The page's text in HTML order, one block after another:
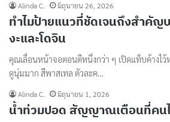
Alinda C. มิถุนายน 26, 2026
ทำไมป้ายแนวที่ชัดเจนถึงสำคั
งะและโดจิน
คุณเลื่อนหน้าจอตอนตีหนึ่งกว่า ๆ เปิดแท็บค้างไว้
ดูนุ่มมาก สีพาสเทล ตัวละค…
Alinda C. มิถุนายน 1, 2026
น้ำท่วมปอด สัญญาณเตือนที่คน